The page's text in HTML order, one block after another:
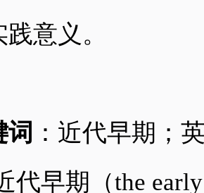
意义。
词 ：近代早期；
代早期（the